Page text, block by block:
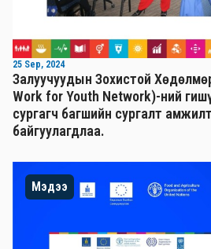
25 Sep, 2024
Залуучуудын Зохистой
Work for Youth Network)-ний
сургагч багшийн сургалт
байгуулагдлаа.
Мэдээ